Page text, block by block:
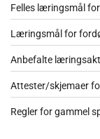
Felles læringsmål
Læringsmål for
Anbefalte
Attester/skjemaer
Regler for gammel